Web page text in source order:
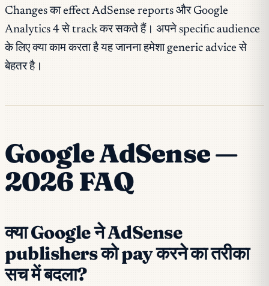
Changes का effect AdSense reports और Google
Analytics 4 से track कर सकते हैं। अपने specific audience
के लिए क्या काम करता है यह जानना हमेशा generic advice से
बेहतर है।
Google AdSense —
2026 FAQ
क्या Google ने AdSense
publishers को pay करने का तरीका
सच में बदला?